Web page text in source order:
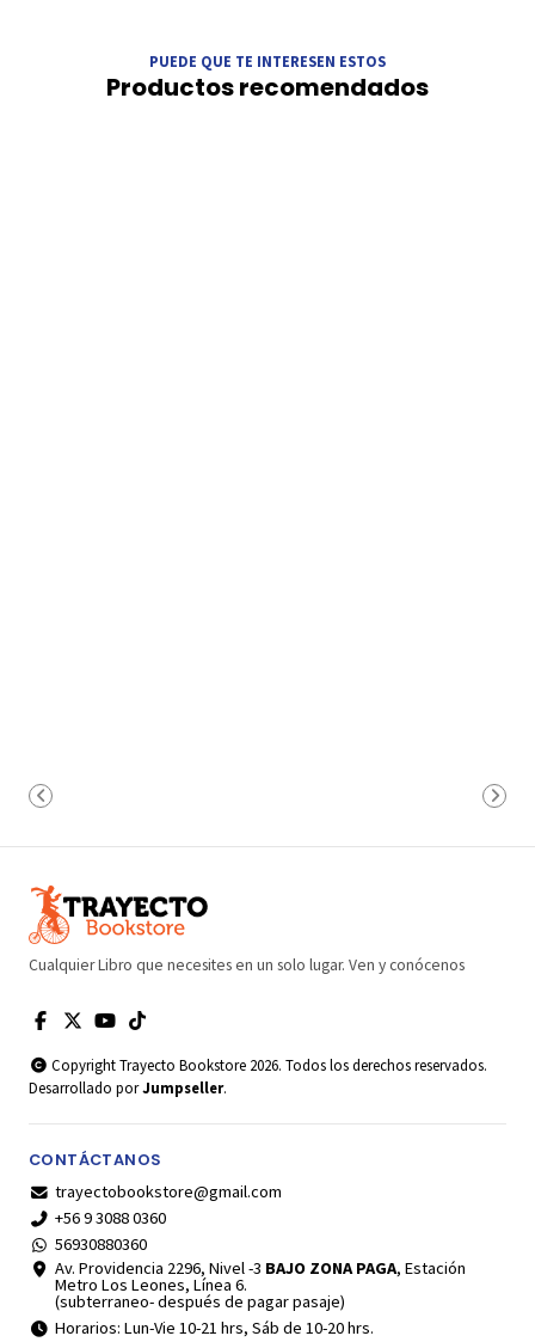
PUEDE QUE TE INTERESEN ESTOS
Productos recomendados
Cualquier Libro que necesites en un solo lugar. Ven y conócenos
Copyright Trayecto Bookstore 2026. Todos los derechos reservados.
Desarrollado porJumpseller.
CONTÁCTANOS
trayectobookstore@gmail.com
+56 9 3088 0360
56930880360
Av. Providencia 2296, Nivel -3 BAJO ZONA PAGA, Estación
Metro Los Leones, Línea 6.
(subterraneo- después de pagar pasaje)
Horarios: Lun-Vie 10-21 hrs, Sáb de 10-20 hrs.